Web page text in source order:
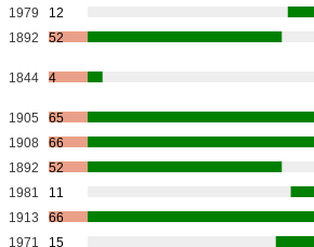
1979
12
1892 52
1844 4
1905
65
1908
66
1892
52
1981
11
1913
66
1971
15